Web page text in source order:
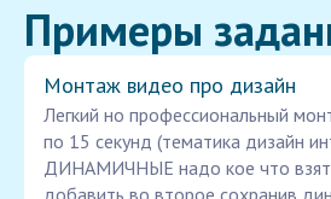
Примеры
Монтаж видео про дизайн
Легкий но профессиональный
по 15 секунд (тематика дизайн
ДИНАМИЧНЫЕ надо кое что